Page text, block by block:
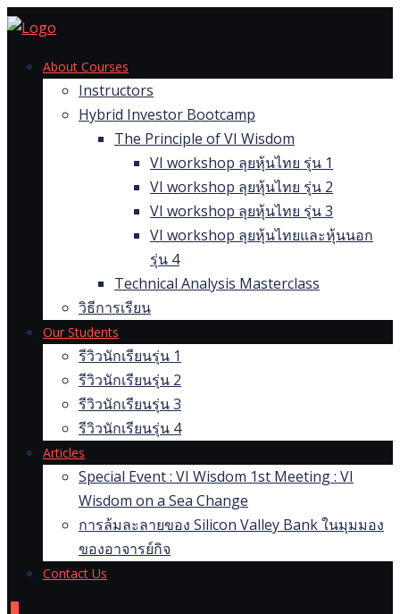
Skip
contentAbout Courses
Instructors
Hybrid Investor Bootcamp
The Principle of VI Wisdom
VI workshop ลุยหุ้นไทย รุ่น 1
VI workshop ลุยหุ้นไทย รุ่น 2
VI workshop ลุยหุ้นไทย รุ่น 3
VI workshop ลุยหุ้นไทยและหุ้นนอก
รุ่น 4
Technical Analysis Masterclass
วิธีการเรียน
Our Students
รีวิวนักเรียนรุ่น 1
รีวิวนักเรียนรุ่น 2
รีวิวนักเรียนรุ่น 3
รีวิวนักเรียนรุ่น 4
Articles
Special Event : VI Wisdom 1st Meeting : VI
Wisdom on a Sea Change
การล้มละลายของ Silicon Valley Bank ในมุมมอง
ของอาจารย์กิจ
Contact Us